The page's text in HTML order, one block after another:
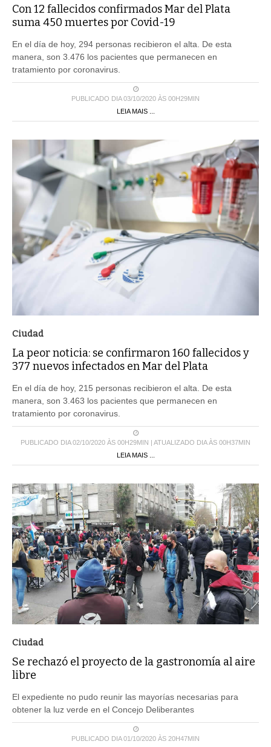
Con 12 fallecidos confirmados Mar del Plata
suma 450 muertes por Covid-19
En el día de hoy, 294 personas recibieron el alta. De esta
manera, son 3.476 los pacientes que permanecen en
tratamiento por coronavirus.
PUBLICADO DIA 03/10/2020 ÀS 00H29MIN
LEIA MAIS ...
Ciudad
La peor noticia: se confirmaron 160 fallecidos y
377 nuevos infectados en Mar del Plata
En el día de hoy, 215 personas recibieron el alta. De esta
manera, son 3.463 los pacientes que permanecen en
tratamiento por coronavirus.
PUBLICADO DIA 02/10/2020 ÀS 00H29MIN | ATUALIZADO DIA ÀS 00H37MIN
LEIA MAIS ...
Ciudad
Se rechazó el proyecto de la gastronomía al aire
libre
El expediente no pudo reunir las mayorías necesarias para
obtener la luz verde en el Concejo Deliberantes
PUBLICADO DIA 01/10/2020 ÀS 20H47MIN